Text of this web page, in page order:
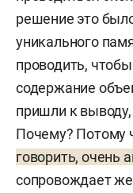
решение это
уникального
проводить,
содержание
пришли к выводу,
Почему? Потому
говорить, очень
сопровождает